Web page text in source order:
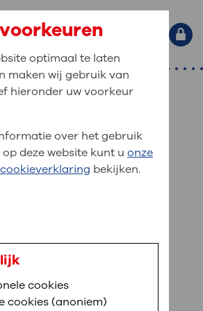
navigatie
OLVG
u naar op zoek?
, MijnOLVG ,Digitalisering
van OLVG. In
Bholasingh
optimaal te laten
maken wij gebruik van
hieronder uw voorkeur
over het gebruik
deze website kunt u onze
bekijken.
cookies
cookies (anoniem)